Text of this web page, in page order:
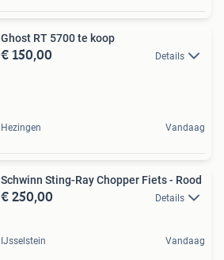
Ghost RT 5700 te koop
€ 150,00 Details
Hezingen Vandaag
Schwinn Sting-Ray Chopper Fiets - Rood
€ 250,00 Details
IJsselstein Vandaag